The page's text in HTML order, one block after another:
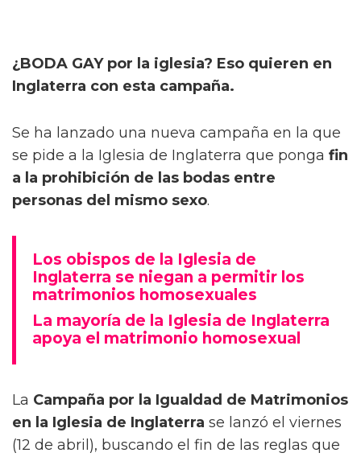
¿BODA GAY por la iglesia? Eso quieren en
Inglaterra con esta campaña.
Se ha lanzado una nueva campaña en la que
se pide a la Iglesia de Inglaterra que ponga fin
a la prohibición de las bodas entre
personas del mismo sexo.
Los obispos de la Iglesia de
Inglaterra se niegan a permitir los
matrimonios homosexuales
La mayoría de la Iglesia de Inglaterra
apoya el matrimonio homosexual
La Campaña por la Igualdad de Matrimonios
en la Iglesia de Inglaterra se lanzó el viernes
(12 de abril), buscando el fin de las reglas que